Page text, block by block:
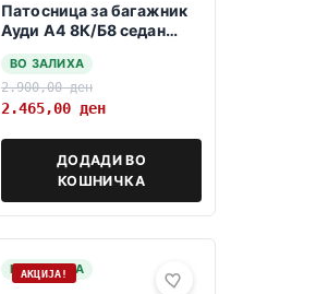
Патосница за багажник
Ауди А4 8К/Б8 седан
ВО ЗАЛИХА
2.900,00ден
2.465,00 ден
ДОДАДИ ВО
КОШНИЧКА
НА ЗАЛИХА
АКЦИЈА!